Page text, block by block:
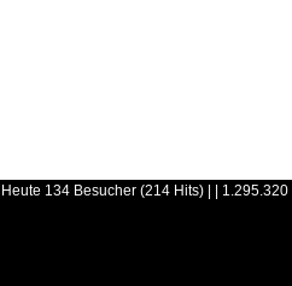
| Heute 134 Besucher (214 Hits) | |